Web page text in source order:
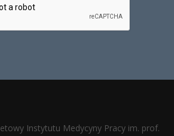
Instytutu Medycyny Pracy im. prof.